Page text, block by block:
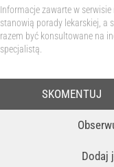
Informacje zawarte w
stanowią porady lekarskiej, a
razem być konsultowane na
specjalistą.
Dodaj
SKOMENTUJ